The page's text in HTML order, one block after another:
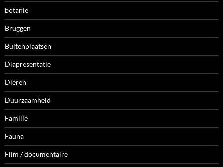
botanie
Bruggen
Buitenplaatsen
Diapresentatie
Dieren
Duurzaamheid
Familie
Fauna
Film / documentaire